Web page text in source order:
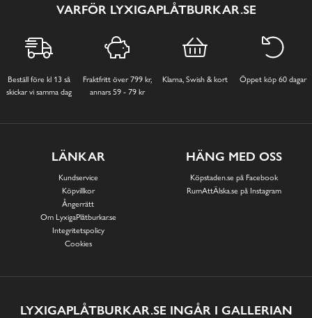
VARFÖR LYXIGAPLÅTBURKAR.SE
Beställ före kl 13 så
skickar vi samma dag
Fraktfritt över 799 kr,
annars 59 - 79 kr
Klarna, Swish & kort Öppet köp 60 dagar
LÄNKAR
Kundservice
Köpvillkor
Ångerrätt
Om LyxigaPlåtburkar.se
Integritetspolicy
Cookies
HÄNG MED OSS
Köpstaden.se på Facebook
RumAttÄlska.se på Instagram
LYXIGAPLÅTBURKAR.SE INGÅR I GALLERIAN